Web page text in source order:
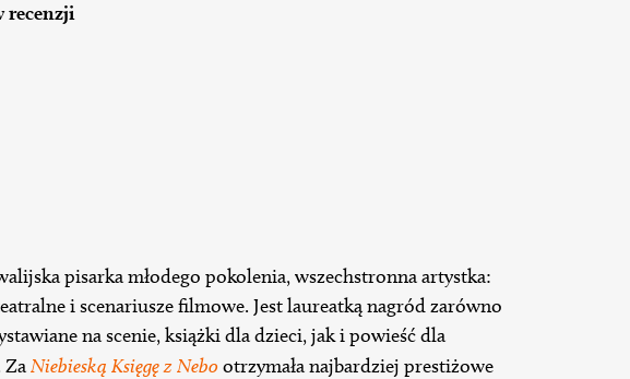
recenzji
pisarka młodego pokolenia, wszechstronna artystka:
i scenariusze filmowe. Jest laureatką nagród zarówno
na scenie, książki dla dzieci, jak i powieść dla
ZaNiebieską Księgę z Nebo otrzymała najbardziej prestiżowe